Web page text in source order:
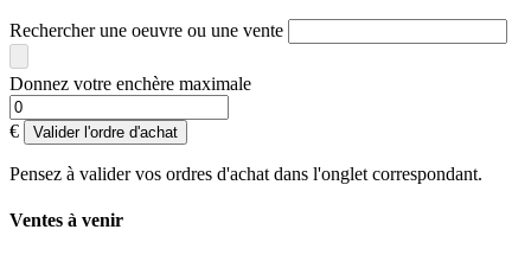
Rechercher une oeuvre ou une vente
Donnez votre enchère maximale
€ Valider l'ordre d'achat
Pensez à valider vos ordres d'achat dans l'onglet correspondant.
Ventes à venir